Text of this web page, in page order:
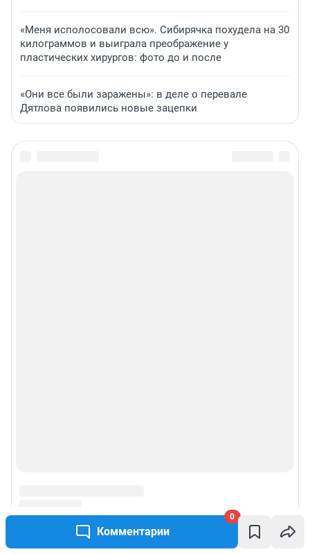
Комментарии
0
«Меня исполосовали всю». Сибирячка похудела на 30
килограммов и выиграла преображение у
пластических хирургов: фото до и после
«Они все были заражены»: в деле о перевале
Дятлова появились новые зацепки